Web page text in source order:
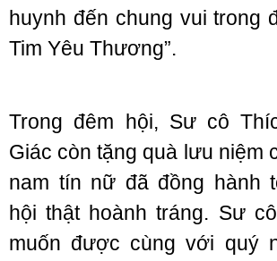
huynh đến chung vui trong
Tim Yêu Thương”.
Trong đêm hội, Sư cô
Giác còn tặng quà lưu niệm
nam tín nữ đã đồng hành
hội thật hoành tráng. Sư
muốn được cùng với quý